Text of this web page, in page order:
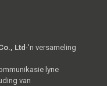
Ltd-'n versameling
lyne
van